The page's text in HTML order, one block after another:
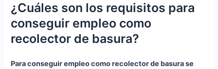
¿Cuáles son los requisitos para
conseguir empleo como
recolector de basura?
Para conseguir empleo como recolector de basura se